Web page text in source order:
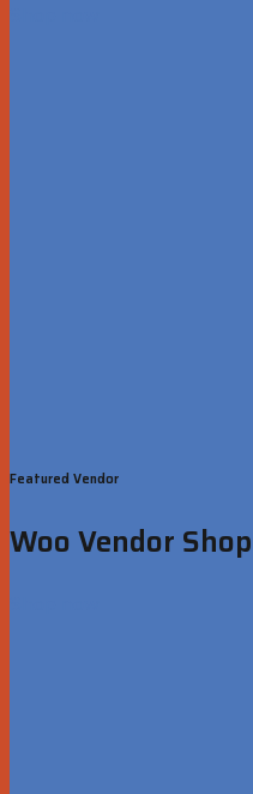
Featured Vendor
Woo Vendor Shop